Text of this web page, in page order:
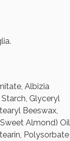
Albizia
Glyceryl
Beeswax,
Almond) Oil,
Polysorbate